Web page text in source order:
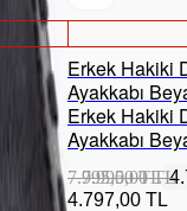
Erkek Hakiki
Ayakkabı
Erkek Hakiki
Ayakkabı
7.995,00 TL
4.797,00 TL
7.995,00 TL